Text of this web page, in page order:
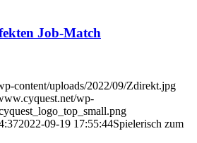
Job-Match
content/uploads/2022/09/Zdirekt.jpg
wp-
2022-09-19 17:55:44Spielerisch zum